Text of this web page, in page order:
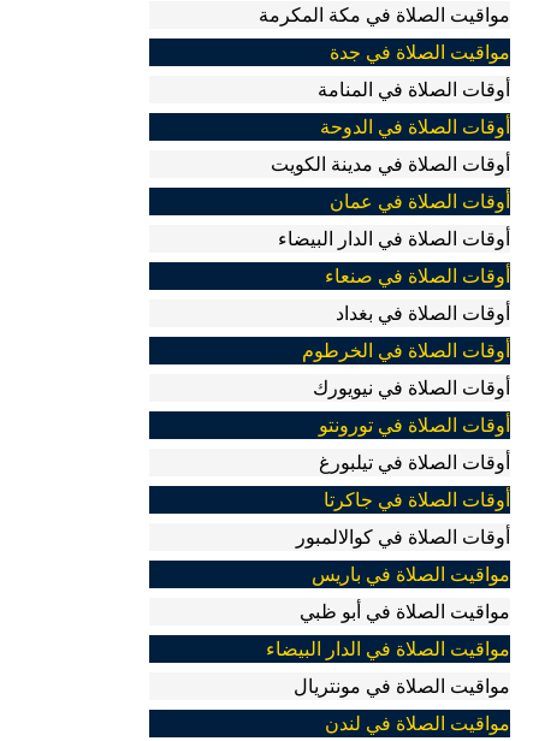
مواقيت الصلاة في مكة المكرمة
مواقيت الصلاة في جدة
أوقات الصلاة في المنامة
أوقات الصلاة في الدوحة
أوقات الصلاة في مدينة الكويت
أوقات الصلاة في عمان
أوقات الصلاة في الدار البيضاء
أوقات الصلاة في صنعاء
أوقات الصلاة في بغداد
أوقات الصلاة في الخرطوم
أوقات الصلاة في نيويورك
أوقات الصلاة في تورونتو
أوقات الصلاة في تيلبورغ
أوقات الصلاة في جاكرتا
أوقات الصلاة في كوالالمبور
مواقيت الصلاة في باريس
مواقيت الصلاة في أبو ظبي
مواقيت الصلاة في الدار البيضاء
مواقيت الصلاة في مونتريال
مواقيت الصلاة في لندن